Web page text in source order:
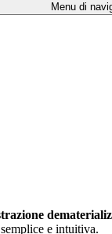
Menu di
e intuitiva.